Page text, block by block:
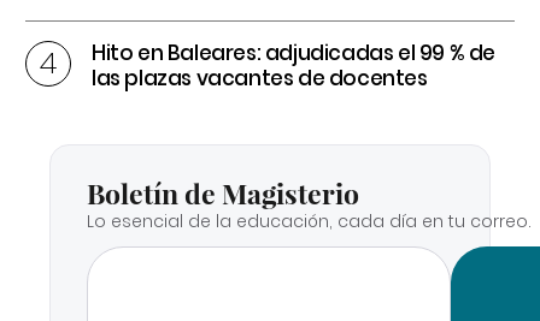
Hito en Baleares: adjudicadas el 99 % de
las plazas vacantes de docentes
Boletín de Magisterio
Lo esencial de la educación, cada día en tu correo.